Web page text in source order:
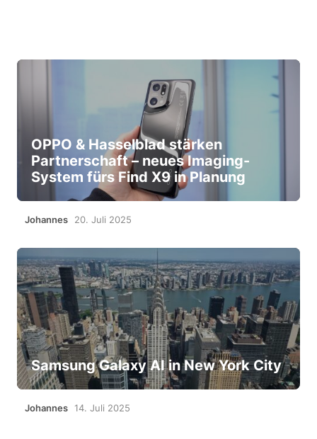
OPPO & Hasselblad stärken
Partnerschaft – neues Imaging-
System fürs Find X9 in Planung
Johannes 20. Juli 2025
Samsung Galaxy AI in New York City
Johannes 14. Juli 2025